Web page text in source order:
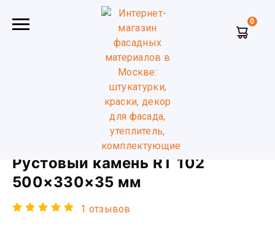
0
Фасадный декор Русты
Рустовый камень RT 102
500×330×35 мм
1 отзывов